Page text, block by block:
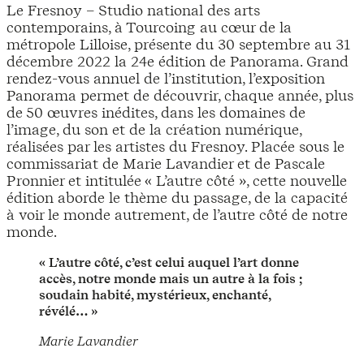
Le Fresnoy – Studio national des arts
contemporains, à Tourcoing au cœur de la
métropole Lilloise, présente du 30 septembre au 31
décembre 2022 la 24e édition de Panorama. Grand
rendez-vous annuel de l’institution, l’exposition
Panorama permet de découvrir, chaque année, plus
de 50 œuvres inédites, dans les domaines de
l’image, du son et de la création numérique,
réalisées par les artistes du Fresnoy. Placée sous le
commissariat de Marie Lavandier et de Pascale
Pronnier et intitulée « L’autre côté », cette nouvelle
édition aborde le thème du passage, de la capacité
à voir le monde autrement, de l’autre côté de notre
monde.
« L’autre côté, c’est celui auquel l’art donne
accès, notre monde mais un autre à la fois ;
soudain habité, mystérieux, enchanté,
révélé… »
Marie Lavandier